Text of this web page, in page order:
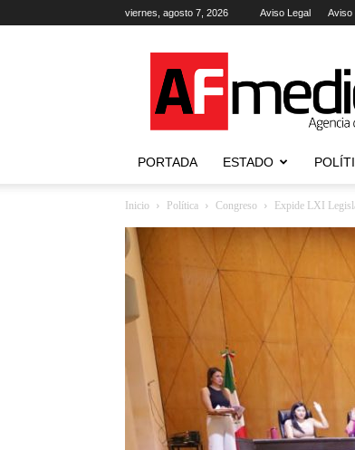
viernes, agosto 7, 2026 Aviso Legal Aviso
Agencia
de
Noticias
PORTADA ESTADO
Inicio Política Congreso Expide LXI